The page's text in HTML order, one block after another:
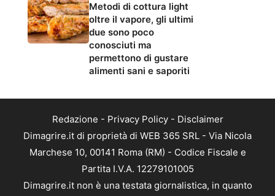
Metodi di cottura light
oltre il vapore, gli ultimi
due sono poco
conosciuti ma
permettono di gustare
alimenti sani e saporiti
Redazione - Privacy Policy- Disclaimer
Dimagrire.it di proprietà di WEB 365 SRL - Via Nicola
Marchese 10, 00141 Roma (RM) - Codice Fiscale e
Partita I.V.A. 12279101005
Dimagrire.it non è una testata giornalistica, in quanto